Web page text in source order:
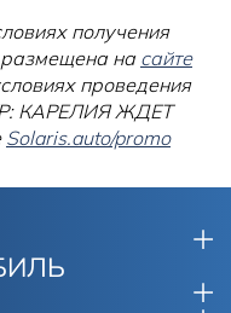
получения
на сайте
проведения
КАРЕЛИЯ ЖДЕТ
Solaris.auto/promo